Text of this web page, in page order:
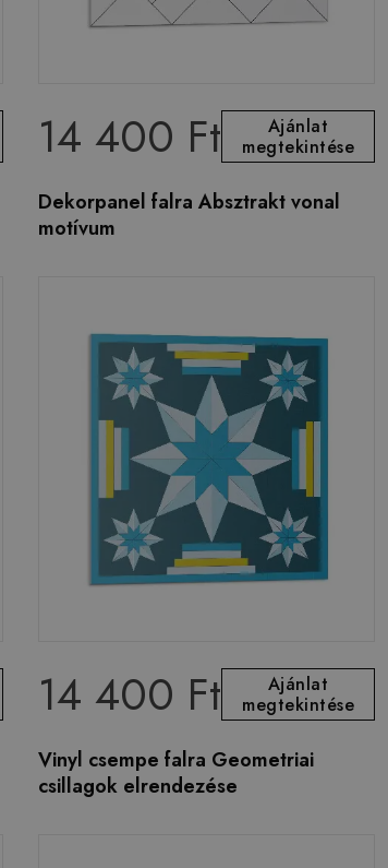
14 400 Ft
Ajánlat
megtekintése
Dekorpanel falra Absztrakt vonal
motívum
14 400 Ft
Ajánlat
megtekintése
Vinyl csempe falra Geometriai
csillagok elrendezése